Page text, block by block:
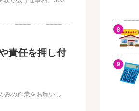
責任を押し付
みの作業をお願いし